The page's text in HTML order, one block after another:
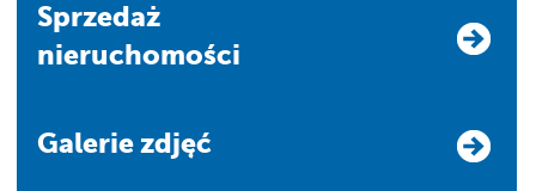
Sprzedaż
nieruchomości
Galerie zdjęć